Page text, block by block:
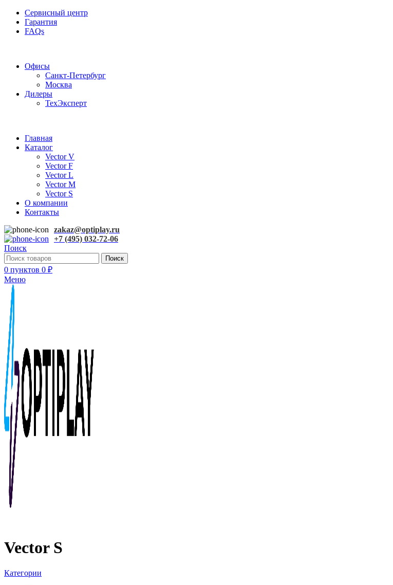
Сервисный центр
Гарантия
FAQs
Офисы
Санкт-Петербург
Москва
Дилеры
ТехЭксперт
Главная
Каталог
Vector V
Vector F
Vector L
Vector M
Vector S
О компании
Контакты
zakaz@optiplay.ru
+7 (495) 032-72-06
Поиск
Поиск
0 пунктов 0 ₽
Меню
Vector S
Категории